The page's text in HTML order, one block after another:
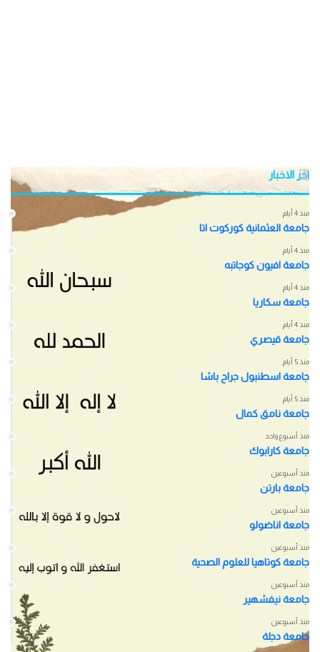
اخر الاخبار
منذ 4 أيام
جامعة العثمانية كوركوت اتا
منذ 4 أيام
جامعة افيون كوجاتبه
منذ 4 أيام
جامعة سكاريا
منذ 4 أيام
جامعة قيصري
منذ 5 أيام
جامعة اسطنبول جراح باشا
منذ 5 أيام
جامعة نامق كمال
منذ أسبوع واحد
جامعة كارابوك
منذ أسبوعين
جامعة بارتن
منذ أسبوعين
جامعة اناضولو
منذ أسبوعين
جامعة كوتاهيا للعلوم الصحية
منذ أسبوعين
جامعة نيفشهير
منذ أسبوعين
جامعة دجلة